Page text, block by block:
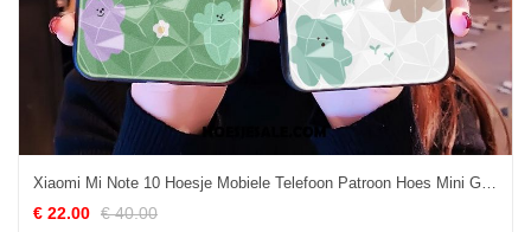
Xiaomi Mi Note 10 Hoesje Mobiele Telefoon Patroon Hoes Mini Groen Online
€ 22.00 € 40.00